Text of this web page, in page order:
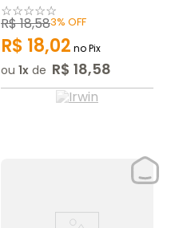
☆☆☆☆☆
R$18,583% OFF
R$ 18,02 no Pix
ou 1 de R$ 18,58